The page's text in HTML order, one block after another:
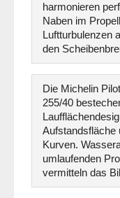
harmonieren
Naben im
Luftturbulenzen
den
Die Michelin
255/40
Aufstandsfläche
Kurven.
umlaufenden
vermitteln das